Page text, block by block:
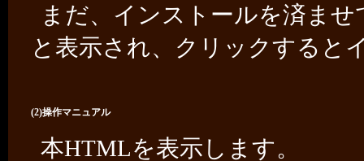
まだ、インストールを済ま
と表示され、クリックすると
(2)操作マニュアル
本HTMLを表示します。